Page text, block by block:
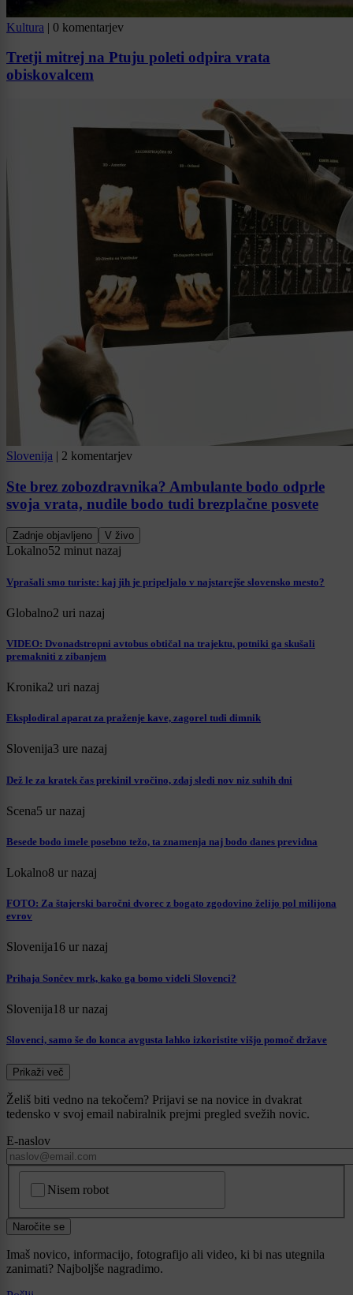
Kultura | 0 komentarjev
Tretji mitrej na Ptuju poleti odpira vrata
obiskovalcem
Slovenija | 2 komentarjev
Ste brez zobozdravnika? Ambulante bodo odprle
svoja vrata, nudile bodo tudi brezplačne posvete
Zadnje objavljeno V živo
Lokalno52 minut nazaj
Vprašali smo turiste: kaj jih je pripeljalo v najstarejše slovensko mesto?
Globalno2 uri nazaj
VIDEO: Dvonadstropni avtobus obtičal na trajektu, potniki ga skušali
premakniti z zibanjem
Kronika2 uri nazaj
Eksplodiral aparat za praženje kave, zagorel tudi dimnik
Slovenija3 ure nazaj
Dež le za kratek čas prekinil vročino, zdaj sledi nov niz suhih dni
Scena5 ur nazaj
Besede bodo imele posebno težo, ta znamenja naj bodo danes previdna
Lokalno8 ur nazaj
FOTO: Za štajerski baročni dvorec z bogato zgodovino želijo pol milijona
evrov
Slovenija16 ur nazaj
Prihaja Sončev mrk, kako ga bomo videli Slovenci?
Slovenija18 ur nazaj
Slovenci, samo še do konca avgusta lahko izkoristite višjo pomoč države
Prikaži več
Želiš biti vedno na tekočem? Prijavi se na novice in dvakrat
tedensko v svoj email nabiralnik prejmi pregled svežih novic.
E-naslov
Nisem robot
Naročite se
Imaš novico, informacijo, fotografijo ali video, ki bi nas utegnila
zanimati? Najboljše nagradimo.